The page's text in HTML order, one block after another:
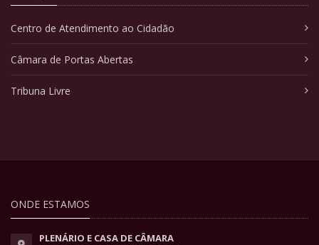
Centro de Atendimento ao Cidadão
Câmara de Portas Abertas
Tribuna Livre
ONDE ESTAMOS
PLENÁRIO E CASA DE CÂMARA